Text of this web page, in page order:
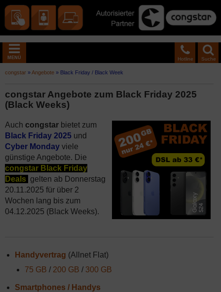
Suche
Hotline
MENÜ
congstar »Angebote » Black Friday / Black Week
congstar Angebote zum Black Friday 2025
(Black Weeks)
Auch congstar bietet zum
Black Friday 2025 und
Cyber Monday viele
günstige Angebote. Die
congstar Black Friday
Deals gelten ab Donnerstag
20.11.2025 für über 2
Wochen lang bis zum
04.12.2025 (Black Weeks).
Handyvertrag (Allnet Flat)
75 GB / 200 GB / 300 GB
Smartphones / Handys